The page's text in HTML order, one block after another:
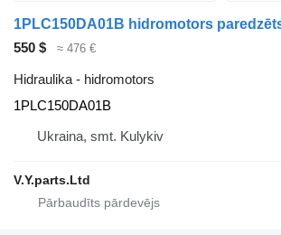
550 $ ≈ 476 €
Hidraulika - hidromotors
1PLC150DA01B
Ukraina, smt. Kulykiv
V.Y.parts.Ltd